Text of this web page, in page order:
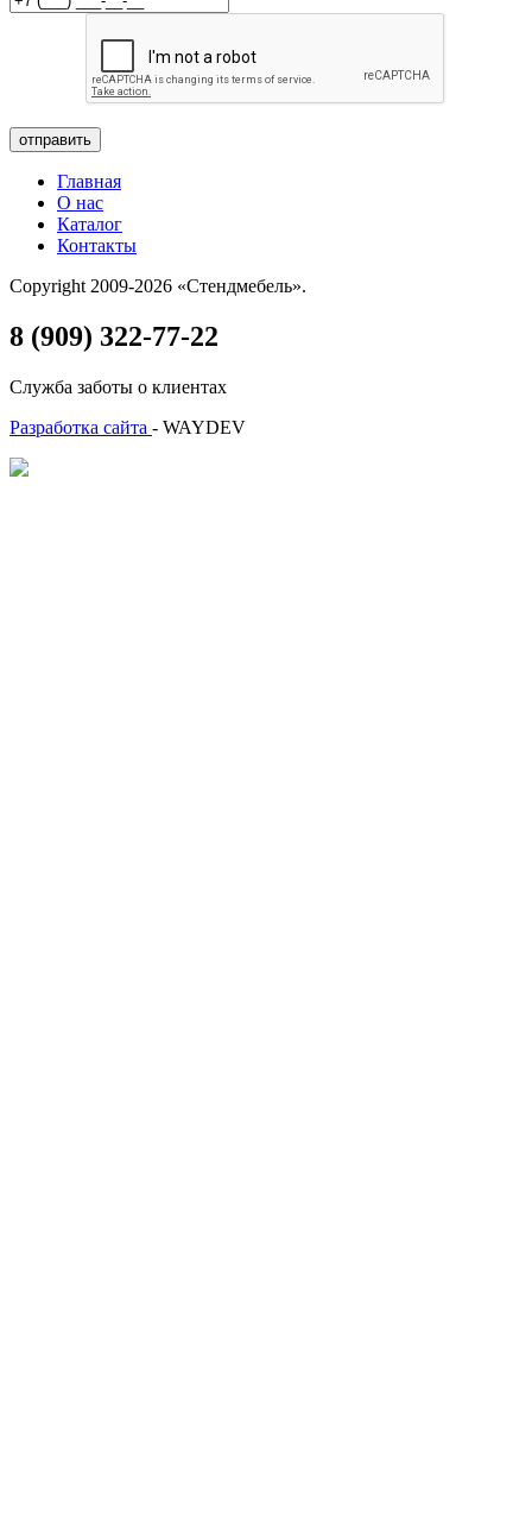
отправить
Главная
О нас
Каталог
Контакты
Copyright 2009-2026 «Стендмебель».
8 (909) 322-77-22
Служба заботы о клиентах
Разработка сайта - WAYDEV